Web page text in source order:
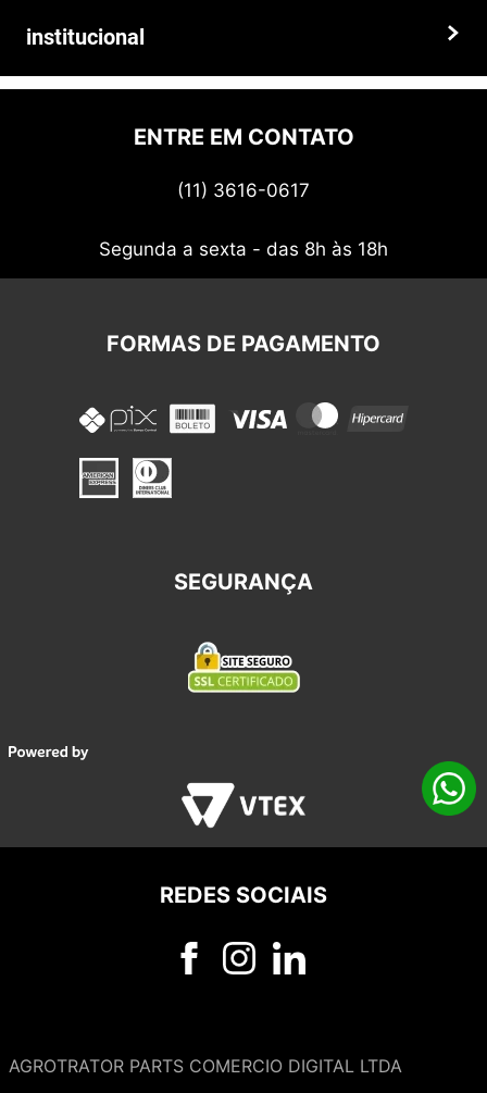
Prazos e entregas
institucional
Quem somos
Politica de privacidadeENTRE EM CONTATO
(11) 3616-0617
Segunda a sexta - das 8h às 18h
FORMAS DE PAGAMENTO
SEGURANÇA
REDES SOCIAIS
AGROTRATOR PARTS COMERCIO DIGITAL LTDA